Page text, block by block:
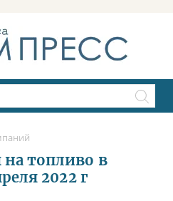
топливо в
2022 г